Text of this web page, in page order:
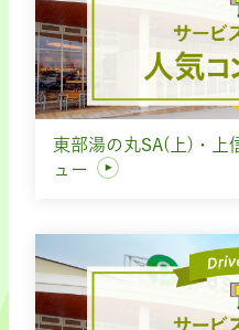
東部湯の丸SA(上)・上
ュー